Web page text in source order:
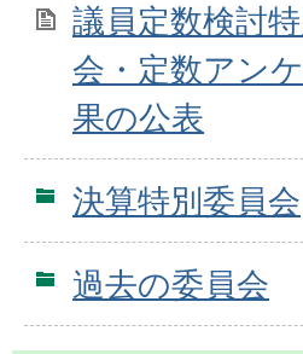
議員定数検討
会・定数アン
果の公表
決算特別委員会
過去の委員会